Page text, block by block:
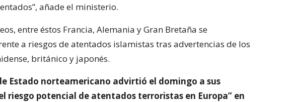
añade el ministerio.
entre éstos Francia, Alemania y Gran Bretaña se
a riesgos de atentados islamistas tras advertencias de los
británico y japonés.
Estado norteamericano advirtió el domingo a sus
riesgo potencial de atentados terroristas en Europa” en